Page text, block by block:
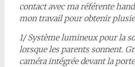
contact avec ma référente
mon travail pour obtenir
1/ Système lumineux pour la
lorsque les parents sonnent.
caméra intégrée devant la